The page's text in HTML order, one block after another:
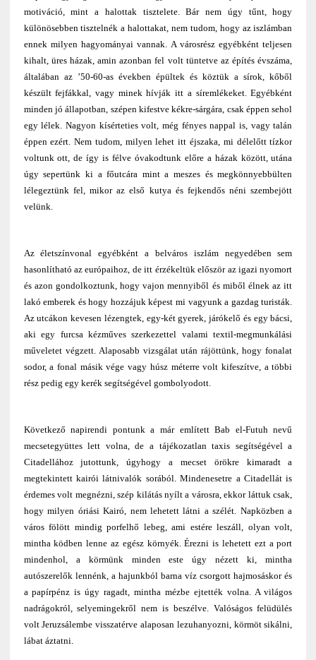
motiváció, mint a halottak tisztelete. Bár nem úgy tűnt, hogy
különösebben tisztelnék a halottakat, nem tudom, hogy az iszlámban
ennek milyen hagyományai vannak. A városrész egyébként teljesen
kihalt, üres házak, amin azonban fel volt tüntetve az építés évszáma,
általában az ’50-60-as években épültek és köztük a sírok, kőből
készült fejfákkal, vagy minek hívják itt a síremlékeket. Egyébként
minden jó állapotban, szépen kifestve kékre-sárgára, csak éppen sehol
egy lélek. Nagyon kísérteties volt, még fényes nappal is, vagy talán
éppen ezért. Nem tudom, milyen lehet itt éjszaka, mi délelőtt tízkor
voltunk ott, de így is félve óvakodtunk előre a házak között, utána
úgy sepertünk ki a főutcára mint a meszes és megkönnyebbülten
lélegeztünk fel, mikor az első kutya és fejkendős néni szembejött
velünk.
Az életszínvonal egyébként a belváros iszlám negyedében sem
hasonlítható az európaihoz, de itt érzékeltük először az igazi nyomort
és azon gondolkoztunk, hogy vajon mennyiből és miből élnek az itt
lakó emberek és hogy hozzájuk képest mi vagyunk a gazdag turisták.
Az utcákon kevesen lézengtek, egy-két gyerek, járókelő és egy bácsi,
aki egy furcsa kézműves szerkezettel valami textil-megmunkálási
műveletet végzett. Alaposabb vizsgálat után rájöttünk, hogy fonalat
sodor, a fonal másik vége vagy húsz méterre volt kifeszítve, a többi
rész pedig egy kerék segítségével gombolyodott.
Következő napirendi pontunk a már említett Bab el-Futuh nevű
mecsetegyüttes lett volna, de a tájékozatlan taxis segítségével a
Citadellához jutottunk, úgyhogy a mecset örökre kimaradt a
megtekintett kairói látnivalók sorából. Mindenesetre a Citadellát is
érdemes volt megnézni, szép kilátás nyílt a városra, ekkor láttuk csak,
hogy milyen óriási Kairó, nem lehetett látni a szélét. Napközben a
város fölött mindig porfelhő lebeg, ami estére leszáll, olyan volt,
mintha ködben lenne az egész környék. Érezni is lehetett ezt a port
mindenhol, a körmünk minden este úgy nézett ki, mintha
autószerelők lennénk, a hajunkból barna víz csorgott hajmosáskor és
a papírpénz is úgy ragadt, mintha mézbe ejtették volna. A világos
nadrágokról, selyemingekről nem is beszélve. Valóságos felüdülés
volt Jeruzsálembe visszatérve alaposan lezuhanyozni, körmöt sikálni,
lábat áztatni.